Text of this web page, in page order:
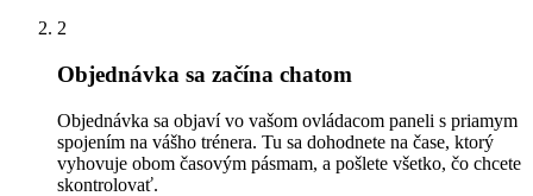
2
Objednávka sa začína chatom
Objednávka sa objaví vo vašom ovládacom paneli s priamym
spojením na vášho trénera. Tu sa dohodnete na čase, ktorý
vyhovuje obom časovým pásmam, a pošlete všetko, čo chcete
skontrolovať.